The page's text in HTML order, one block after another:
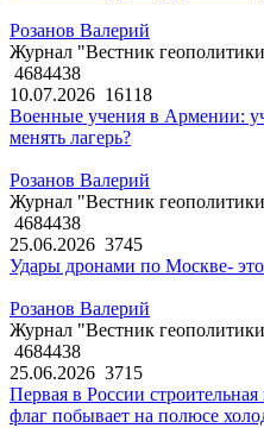
Розанов Валерий
Журнал "Вестник
4684438
10.07.2026 16118
Военные учения в Армении:
менять лагерь?
Розанов Валерий
Журнал "Вестник
4684438
25.06.2026 3745
Удары дронами по Москве-
Розанов Валерий
Журнал "Вестник
4684438
25.06.2026 3715
Первая в России
флаг побывает на полюсе